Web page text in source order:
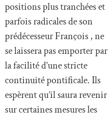
positions plus tranchées et
parfois radicales de son
prédécesseur François , ne
se laissera pas emporter par
la facilité d’une stricte
continuité pontificale. Ils
espèrent qu’il saura revenir
sur certaines mesures les